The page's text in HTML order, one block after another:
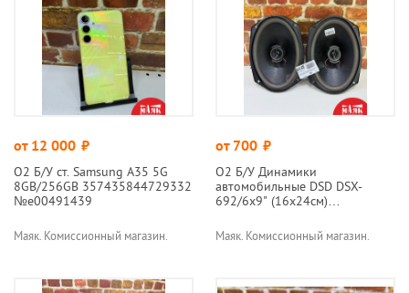
от 12 000 руб.
О2 Б/У ст. Samsung A35 5G
8GB/256GB 357435844729332
№e00491439
Маяк. Комиссионный магазин.
от 700 руб.
О2 Б/У Динамики
автомобильные DSD DSX-
692/6х9" (16х24см)
Маяк. Комиссионный магазин.